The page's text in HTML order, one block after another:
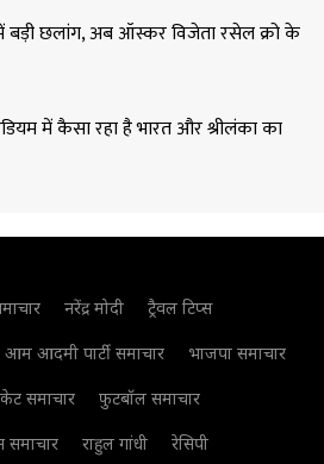
में बड़ी छलांग, अब ऑस्कर विजेता रसेल क्रो के
में कैसा रहा है भारत और श्रीलंका का
नरेंद्र मोदी
ट्रैवल टिप्स
आम आदमी पार्टी समाचार
भाजपा समाचार
समाचार
फुटबॉल समाचार
समाचार राहुल गांधी रेसिपी